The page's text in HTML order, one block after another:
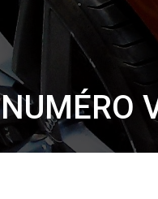
NUMÉRO